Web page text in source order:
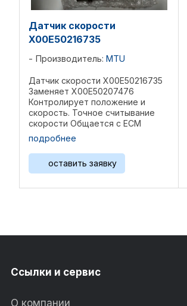
Датчик скорости
X00E50216735
Производитель: MTU
Датчик скорости X00E50216735
Заменяет X00E50207476
Контролирует положение и
скорость. Точное считывание
скорости Общается с ECM
Эффективное распределение
компонентов по времени
Оптимальная работа двигателя
Оригинальная запчасть MTU
Производитель ...
подробнее
оставить заявку
Ссылки и сервис
О компании